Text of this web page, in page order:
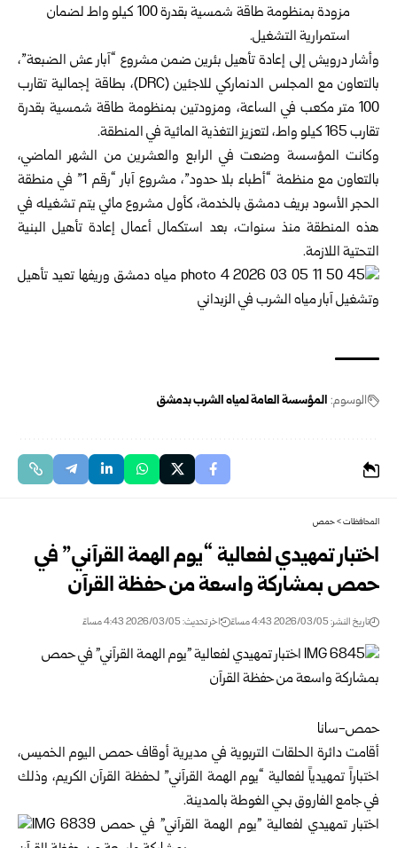
مزودة بمنظومة طاقة شمسية بقدرة 100 كيلو واط لضمان
استمرارية التشغيل.
وأشار درويش إلى إعادة تأهيل بئرين ضمن مشروع “آبار عش الضبعة”،
بالتعاون مع المجلس الدنماركي للاجئين (DRC)، بطاقة إجمالية تقارب
100 متر مكعب في الساعة، ومزودتين بمنظومة طاقة شمسية بقدرة
تقارب 165 كيلو واط، لتعزيز التغذية المائية في المنطقة.
وكانت المؤسسة وضعت في الرابع والعشرين من الشهر الماضي،
بالتعاون مع منظمة “أطباء بلا حدود”، مشروع آبار “رقم 1” في منطقة
الحجر الأسود بريف دمشق بالخدمة، كأول مشروع مائي يتم تشغيله في
هذه المنطقة منذ سنوات، بعد استكمال أعمال إعادة تأهيل البنية
التحتية اللازمة.
الوسوم: المؤسسة العامة لمياه الشرب بدمشق
المحافظات>حمص
اختبار تمهيدي لفعالية “يوم الهمة القرآني” في
حمص بمشاركة واسعة من حفظة القرآن
تاريخ النشر: 2026/03/05 4:43 مساءً اخر تحديث: 2026/03/05 4:43 مساءً
حمص-سانا
أقامت دائرة الحلقات التربوية في مديرية أوقاف حمص اليوم الخميس،
اختباراً تمهيدياً لفعالية “يوم الهمة القرآني” لحفظة القرآن الكريم، وذلك
في جامع الفاروق بحي الغوطة بالمدينة.